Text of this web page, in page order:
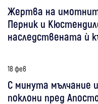
Жертва на
Перник и
наследствената ѝ
18 фев
С минута мълчание
поклони пред